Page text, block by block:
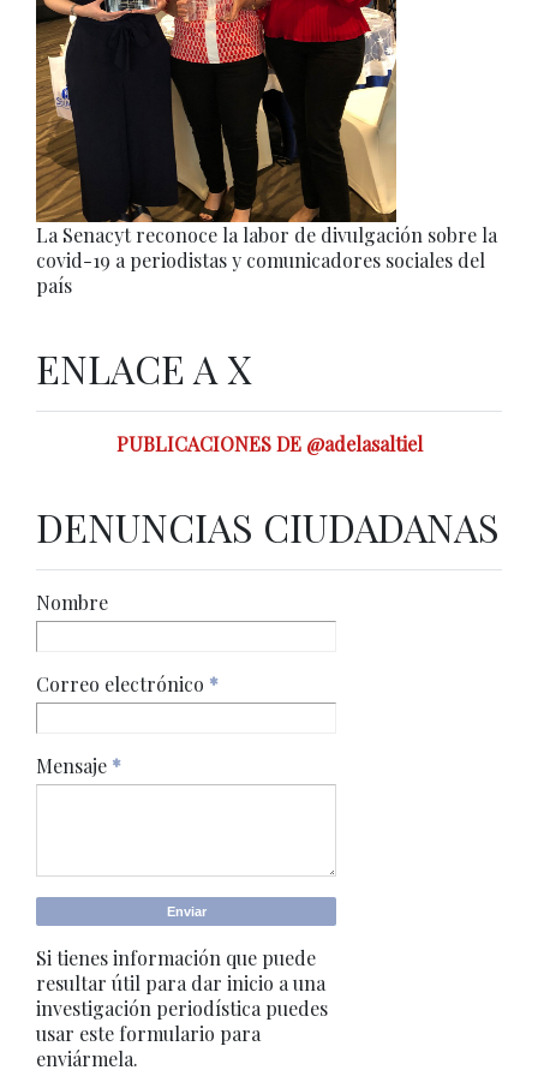
La Senacyt reconoce la labor de divulgación sobre la
covid-19 a periodistas y comunicadores sociales del
país
ENLACE A X
PUBLICACIONES DE @adelasaltiel
DENUNCIAS CIUDADANAS
Nombre
Correo electrónico *
Mensaje *
Si tienes información que puede
resultar útil para dar inicio a una
investigación periodística puedes
usar este formulario para
enviármela.